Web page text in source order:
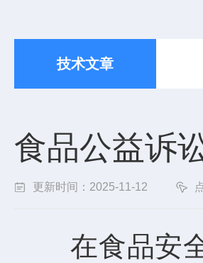
技术文章
食品公益诉
更新时间：2025-11-12
在食品安全